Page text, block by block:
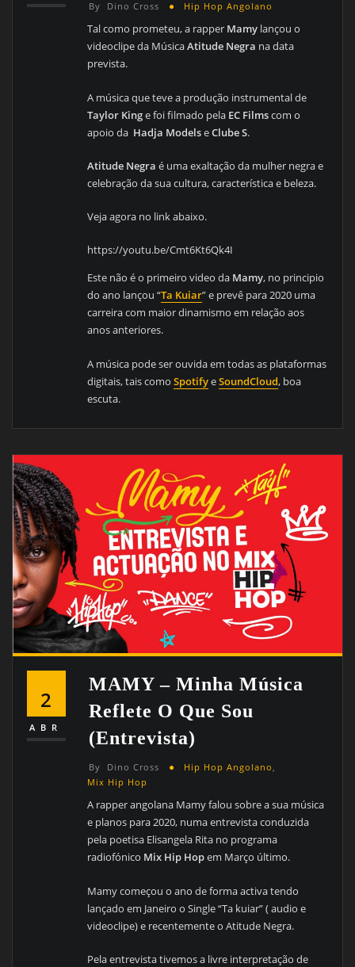
By Dino Cross Hip Hop Angolano
Tal como prometeu, a rapper Mamy lançou o
videoclipe da MúsicaAtitude Negra na data
prevista.
A música que teve a produção instrumental de
Taylor Kinge foi filmado pela EC Filmscom o
apoio da Hadja ModelseClube S.
Atitude Negra é uma exaltação da mulher negra e
celebração da sua cultura, característica e beleza.
Veja agora no link abaixo.
https://youtu.be/Cmt6Kt6Qk4I
Este não é o primeiro video da Mamy, no principio
do ano lançou “Ta Kuiar” e prevê para 2020 uma
carreira com maior dinamismo em relação aos
anos anteriores.
A música pode ser ouvida em todas as plataformas
digitais, tais comoSpotifyeSoundCloud, boa
escuta.
2
ABR
MAMY – Minha Música
Reflete O Que Sou
(entrevista)
By Dino Cross Hip Hop Angolano ,
Mix Hip Hop
A rapper angolana Mamy falou sobre a sua música
e planos para 2020, numa entrevista conduzida
pela poetisa Elisangela Rita no programa
radiofónico Mix Hip Hopem Março último.
Mamy começou o ano de forma activa tendo
lançado em Janeiro o Single “Ta kuiar” ( audio e
videoclipe) e recentemente o Atitude Negra.
Pela entrevista tivemos a livre interpretação de